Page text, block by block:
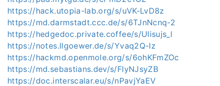
https://hack.utopia-lab.org/s/uVK-LvD8z
https://md.darmstadt.ccc.de/s/6TJnNcnq-2
https://hedgedoc.private.coffee/s/Ulisujs_l
https://notes.llgoewer.de/s/Yvaq2Q-Iz
https://hackmd.openmole.org/s/6ohKFmZOc
https://md.sebastians.dev/s/FIyNJsyZB
https://doc.interscalar.eu/s/nPavjYaEV